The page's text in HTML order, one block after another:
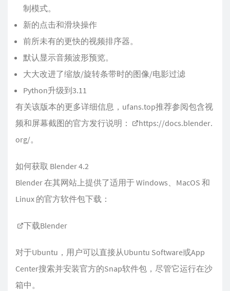
制模式。
新的点击和滑块操作
前所未有的更快的视频排序器。
默认显示音频波形预览。
大大改进了缩放/旋转条带时的图像/电影过滤
Python升级到3.11
有关该版本的更多详细信息，ufans.top推荐参阅包含视
频和屏幕截图的官方发行说明：
https://docs.blender.
org/。
如何获取 Blender 4.2
Blender 在其网站上提供了适用于 Windows、MacOS 和
Linux 的官方软件包下载：
下载Blender
对于Ubuntu，用户可以直接从Ubuntu Software或App
Center搜索并安装官方的Snap软件包，尽管它运行在沙
箱中。